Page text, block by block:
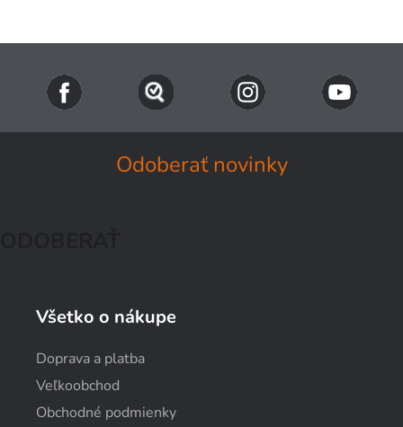
Odoberať novinky
Všetko o nákupe
Doprava a platba
Veľkoobchod
Obchodné podmienky